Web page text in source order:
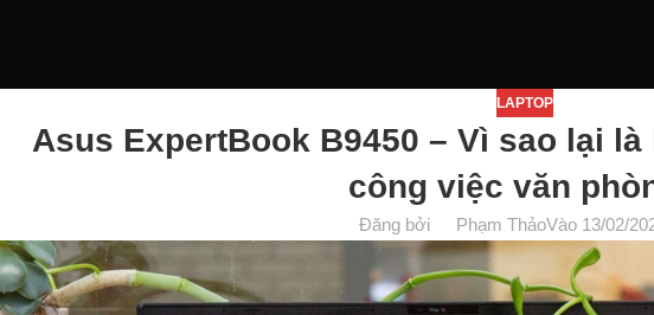
LAPTOP
Asus ExpertBook B9450 – Vì sao lại
công việc văn
Đăng bởi Phạm ThảoVào 13/02/